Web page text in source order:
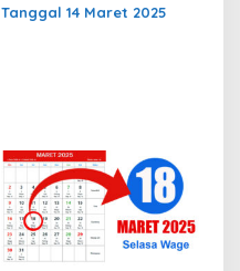
Tanggal 14 Maret 2025